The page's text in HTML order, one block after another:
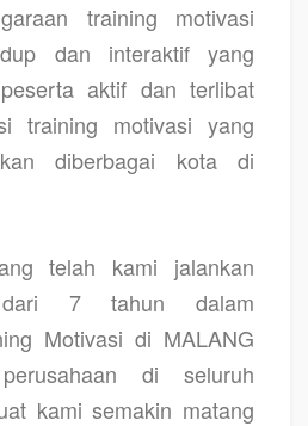
training motivasi
dan interaktif yang
aktif dan terlibat
training motivasi yang
diberbagai kota di
telah kami jalankan
7 tahun dalam
Motivasi di MALANG
di seluruh
kami semakin matang